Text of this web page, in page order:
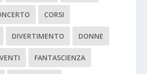
CORSI
DIVERTIMENTO DONNE
FANTASCIENZA